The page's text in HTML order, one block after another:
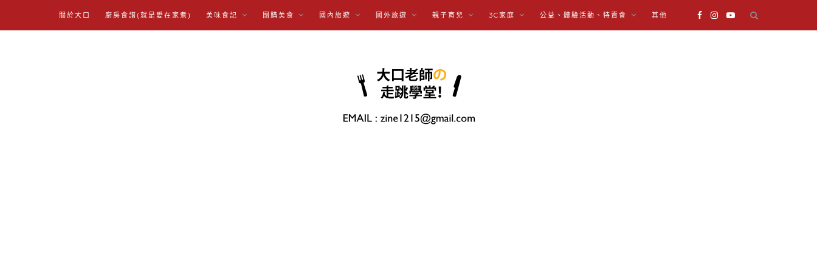
關於大口 廚房食譜(就是愛在家煮) 美味食記 團購美食 國內旅遊 國外旅遊 親子育兒 3C家庭 公益、體驗活動、特賣會 其他